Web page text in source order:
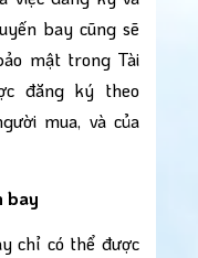
bay cũng sẽ
mật trong Tài
đăng ký theo
mua, và của
bay
chỉ có thể được